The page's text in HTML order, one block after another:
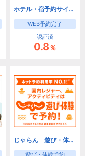
ホテル・宿予約サイトなら【じゃらんnet】
WEB予約完了
認証済
0.8％
じゃらん 遊び・体験予約
遊び・体験予約